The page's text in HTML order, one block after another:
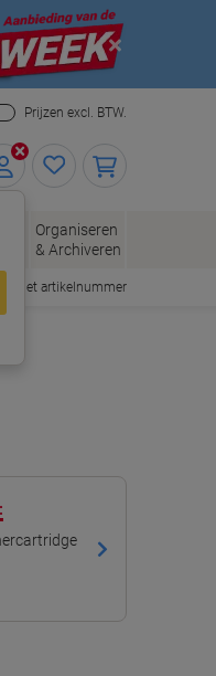
Close
Prijzen excl. BTW.
Organiseren
& Archiveren
met artikelnummer